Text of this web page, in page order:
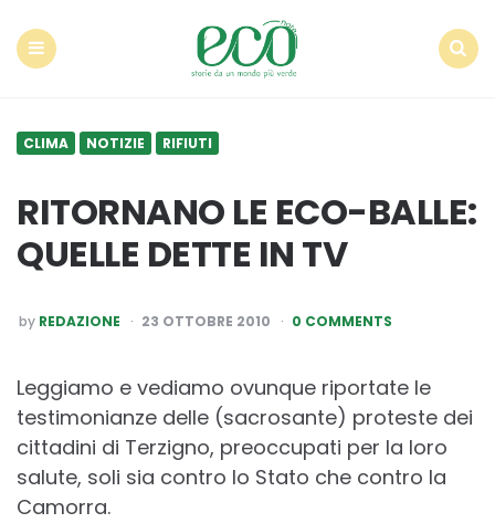
CLIMA NOTIZIE RIFIUTI
RITORNANO LE ECO-BALLE:
QUELLE DETTE IN TV
POSTED
BY
by REDAZIONE 23 OTTOBRE 2010 0 COMMENTS
Leggiamo e vediamo ovunque riportate le
testimonianze delle (sacrosante) proteste dei
cittadini di Terzigno, preoccupati per la loro
salute, soli sia contro lo Stato che contro la
Camorra.